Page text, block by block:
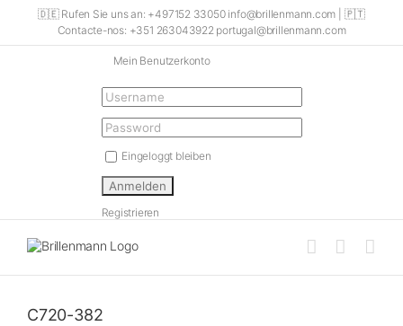
🇩🇪 Rufen Sie uns an: +497152 33050 info@brillenmann.com | 🇵🇹
Contacte-nos: +351 263043922 portugal@brillenmann.com
Mein Benutzerkonto
Eingeloggt bleiben
Registrieren
C720-382